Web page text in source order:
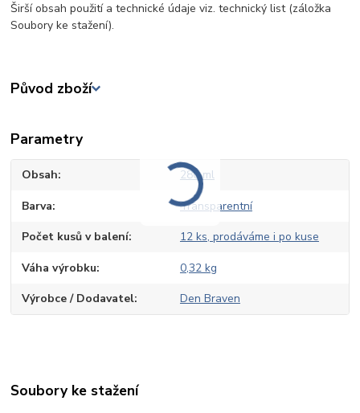
Širší obsah použití a technické údaje viz. technický list (záložka
Soubory ke stažení).
Původ zboží
Parametry
Obsah 280 ml
Barva Transparentní
Počet kusů v balení 12 ks, prodáváme i po kuse
Váha výrobku 0,32 kg
Výrobce / Dodavatel Den Braven
Soubory ke stažení